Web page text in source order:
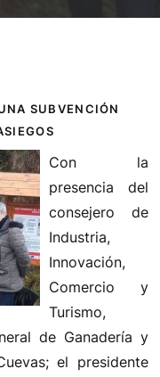
SUBVENCIÓN
Con la
presencia del
consejero de
Industria,
Innovación,
Comercio y
Turismo,
de Ganadería y
el presidente